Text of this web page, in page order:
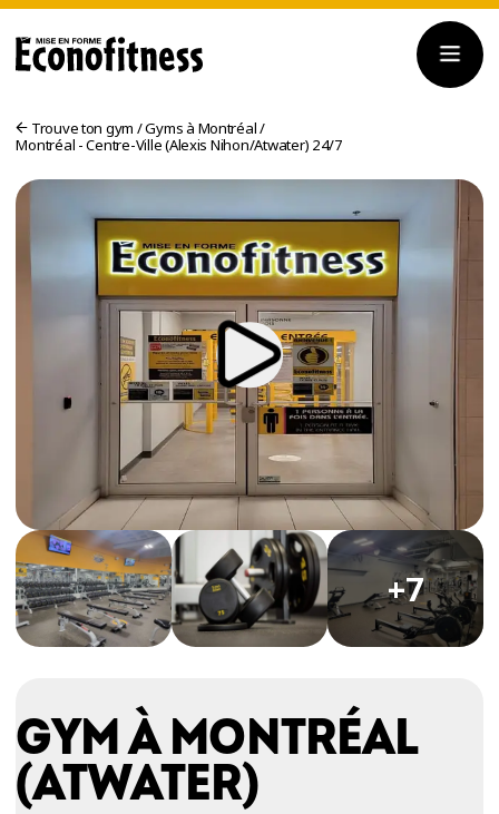
ESSAIS
ENTRAINEMENT
Trouve ton gym /Gyms à Montréal/
Montréal - Centre-Ville (Alexis Nihon/Atwater) 24/7
+7
GYM À MONTRÉAL
(ATWATER)